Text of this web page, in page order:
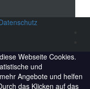
Webseite Cookies.
und
Angebote und helfen
das Klicken auf das